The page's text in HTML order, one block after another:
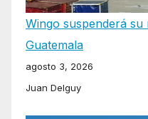
Wingo suspenderá
Guatemala
agosto 3, 2026
Juan Delguy